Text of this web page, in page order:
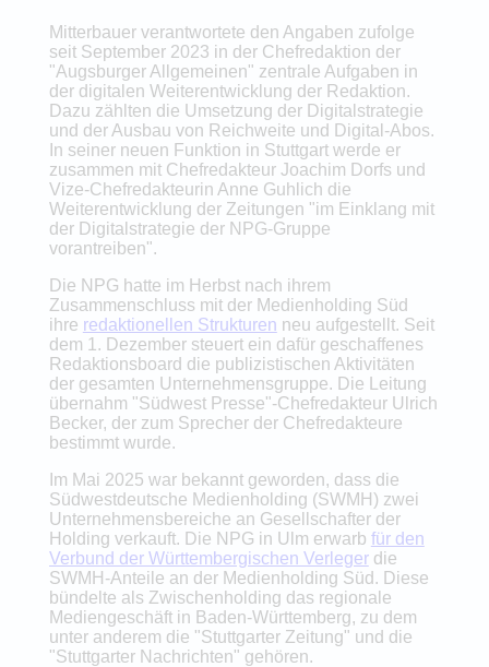
Mitterbauer verantwortete den Angaben zufolge
seit September 2023 in der Chefredaktion der
"Augsburger Allgemeinen" zentrale Aufgaben in
der digitalen Weiterentwicklung der Redaktion.
Dazu zählten die Umsetzung der Digitalstrategie
und der Ausbau von Reichweite und Digital-Abos.
In seiner neuen Funktion in Stuttgart werde er
zusammen mit Chefredakteur Joachim Dorfs und
Vize-Chefredakteurin Anne Guhlich die
Weiterentwicklung der Zeitungen "im Einklang mit
der Digitalstrategie der NPG-Gruppe
vorantreiben".
Die NPG hatte im Herbst nach ihrem
Zusammenschluss mit der Medienholding Süd
ihre redaktionellen Strukturen neu aufgestellt. Seit
dem 1. Dezember steuert ein dafür geschaffenes
Redaktionsboard die publizistischen Aktivitäten
der gesamten Unternehmensgruppe. Die Leitung
übernahm "Südwest Presse"-Chefredakteur Ulrich
Becker, der zum Sprecher der Chefredakteure
bestimmt wurde.
Im Mai 2025 war bekannt geworden, dass die
Südwestdeutsche Medienholding (SWMH) zwei
Unternehmensbereiche an Gesellschafter der
Holding verkauft. Die NPG in Ulm erwarb für den
Verbund der Württembergischen Verlegerdie
SWMH-Anteile an der Medienholding Süd. Diese
bündelte als Zwischenholding das regionale
Mediengeschäft in Baden-Württemberg, zu dem
unter anderem die "Stuttgarter Zeitung" und die
"Stuttgarter Nachrichten" gehören.